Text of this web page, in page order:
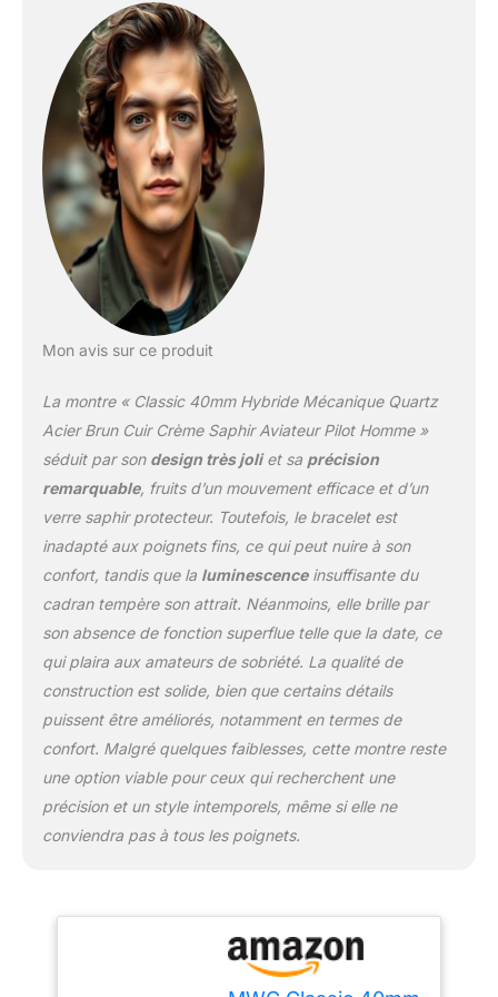
extrêmement précis
rendent cette montre
unique et très désirable.
Les montres hybrides
MWC combinent
essentiellement le
meilleur de la nouvelle
technologie d'horlogerie.
Ils comprennent les
caractéristiques de nos
modèles conventionnels
très faible entretien. Le
mouvement hybride a
une batterie qui alimente
le mouvement à travers
des bobines et un
oscillateur à quartz, mais
les aiguilles sont
actionnées et contrôlées
Essentiellement, le
mouvement est
mécanique, sauf qu'il est
alimenté par une batterie
seule chose qu'il n'a pas
est un ressort. Cette
montre offre le choix
idéal pour les acheteurs
secondes qui coule
avantages d'entretien
sans problème d'une
montre à quartz Marque :
MWC Modèle : Classic
Mon avis sur ce produit
La montre « Classic 40mm Hybride Mécanique Quartz
Acier Brun Cuir Crème Saphir Aviateur Pilot Homme »
séduit par son design très joliet sa précision
remarquable, fruits d’un mouvement efficace et d’un
verre saphir protecteur. Toutefois, le bracelet est
inadapté aux poignets fins, ce qui peut nuire à son
confort, tandis que la luminescenceinsuffisante du
cadran tempère son attrait. Néanmoins, elle brille par
son absence de fonction superflue telle que la date, ce
qui plaira aux amateurs de sobriété. La qualité de
construction est solide, bien que certains détails
puissent être améliorés, notamment en termes de
confort. Malgré quelques faiblesses, cette montre reste
une option viable pour ceux qui recherchent une
précision et un style intemporels, même si elle ne
conviendra pas à tous les poignets.